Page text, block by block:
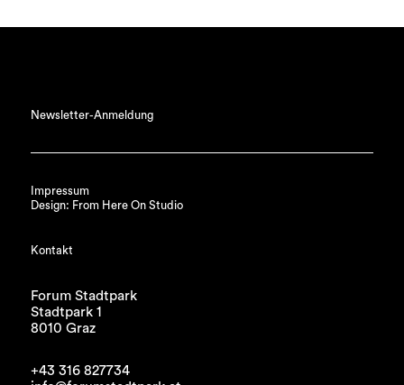
Newsletter-Anmeldung
Impressum
Design: From Here On Studio
Kontakt
Forum Stadtpark
Stadtpark 1
8010 Graz
+43 316 827734